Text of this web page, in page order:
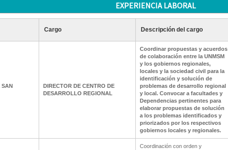
EXPERIENCIA LABORAL
Cargo Descripción del cargo
SAN
DIRECTOR DE CENTRO DE
DESARROLLO REGIONAL
Coordinar propuestas y acuerdos
de colaboración entre la UNMSM
y los gobiernos regionales,
locales y la sociedad civil para la
identificación y solución de
problemas de desarrollo regional
y local. Convocar a facultades y
Dependencias pertinentes para
elaborar propuestas de solución
a los problemas identificados y
priorizados por los respectivos
gobiernos locales y regionales.
Coordinación con orden y